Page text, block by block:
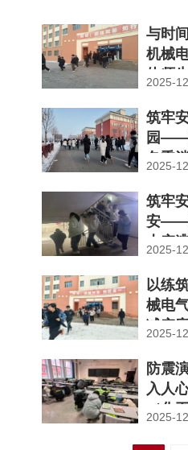
与时
机械
体师
2025-
筑牢
园——
冬季
2025-
筑牢
安——
火灾
2025-
以练
械电
减灾
2025-
防震
入人
（化
2025-